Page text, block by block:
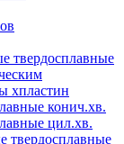
твердосплавные
хпластин
конич.хв.
цил.хв.
твердосплавные